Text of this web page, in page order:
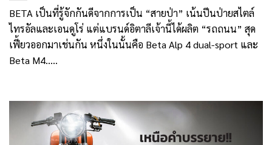
BETA เป็นที่รู้จักกันดีจากการเป็น “สายป่า” เน้นปีนป่ายสไตล์
ไทรอัลและเอนดูโร่ แต่แบรนด์อิตาลีเจ้านี้ได้ผลิต “รถถนน” สุด
เฟี้ยวออกมาเช่นกัน หนึ่งในนั้นคือ Beta Alp 4 dual-sport และ
Beta M4.....